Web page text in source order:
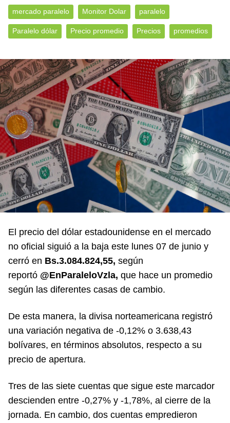
mercado paralelo Monitor Dolar paralelo
Paralelo dólar Precio promedio Precios promedios
El precio del dólar estadounidense en el mercado
no oficial siguió a la baja este lunes 07 de junio y
cerró en Bs.3.084.824,55, según
reportó @EnParaleloVzla, que hace un promedio
según las diferentes casas de cambio.
De esta manera, la divisa norteamericana registró
una variación negativa de -0,12% o 3.638,43
bolívares, en términos absolutos, respecto a su
precio de apertura.
Tres de las siete cuentas que sigue este marcador
descienden entre -0,27% y -1,78%, al cierre de la
jornada. En cambio, dos cuentas empredieron